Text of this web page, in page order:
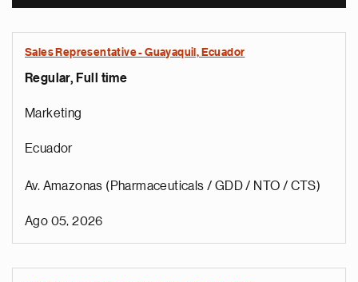
Sales Representative - Guayaquil, Ecuador
Regular, Full time
Marketing
Ecuador
Av. Amazonas (Pharmaceuticals / GDD / NTO / CTS)
Ago 05, 2026